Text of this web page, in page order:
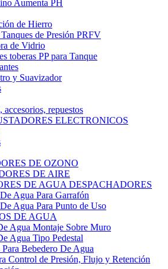
Aumenta PH
de Hierro
Tanques de Presión PRFV
de Vidrio
toberas PP para Tanque
y Suavizador
accesorios, repuestos
ELECTRONICOS
DE OZONO
DE AIRE
DE AGUA DESPACHADORES
Agua Para Garrafón
Agua Para Punto de Uso
DE AGUA
Agua Montaje Sobre Muro
Agua Tipo Pedestal
Bebedero De Agua
Control de Presión, Flujo y Retención